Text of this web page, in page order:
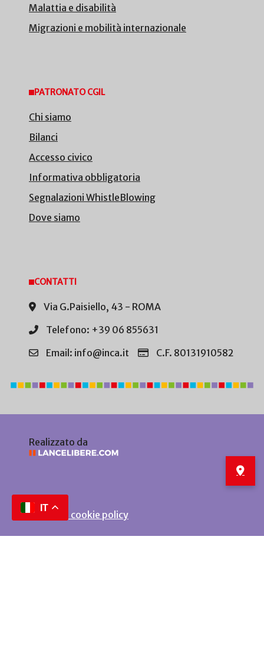
Malattia e disabilità
Migrazioni e mobilità internazionale
PATRONATO CGIL
Chi siamo
Bilanci
Accesso civico
Informativa obbligatoria
Segnalazioni WhistleBlowing
Dove siamo
CONTATTI
Via G.Paisiello, 43 - ROMA
Telefono: +39 06 855631
Email: info@inca.it
C.F. 80131910582
Realizzato da
Privacy e cookie policy
IT